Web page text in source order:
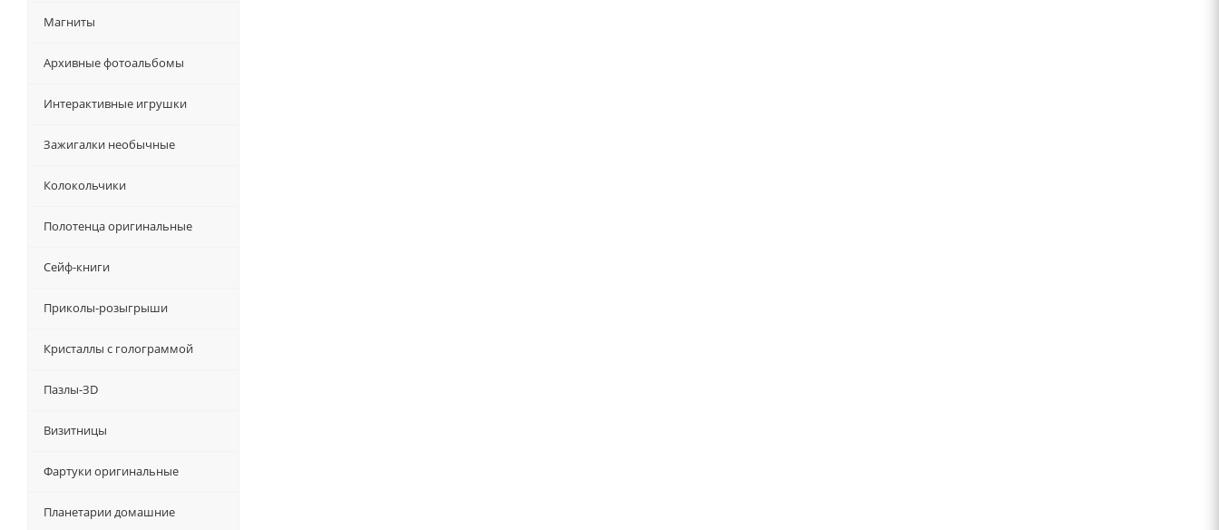
Магниты
Архивные фотоальбомы
Интерактивные игрушки
Зажигалки необычные
Колокольчики
Полотенца оригинальные
Сейф-книги
Приколы-розыгрыши
Кристаллы с голограммой
Пазлы-ЗD
Визитницы
Фартуки оригинальные
Планетарии домашние